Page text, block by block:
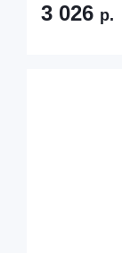
3 026 р.